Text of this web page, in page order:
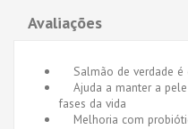
Avaliações
Salmão de verdade é
Ajuda a manter a
fases da vida
Melhoria com